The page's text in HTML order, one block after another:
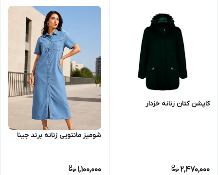
کاپشن کتان زنانه خزدار
2,470,000
شومیز مانتویی زنانه برند جینا
1,100,000